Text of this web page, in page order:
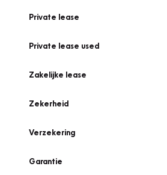
Private lease
Private lease used
Zakelijke lease
Zekerheid
Verzekering
Garantie